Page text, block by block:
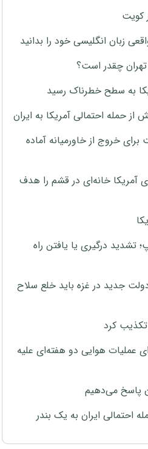
کویت
زبان انگلیسی خود را بدانید
به سطح خطرناک رسید
حمله احتمالی آمریکا به ایران
خروج از خاورمیانه آماده
بمب ۲۰۰۰ پوندی آمریکا خانه‌ای در قشم را هدف
تشدید درگیری یا یافتن راه
جدید در غزه باید خلع سلاح
تکذیب کرد
عملیات هوایی دو هفته‌ای علیه
پاسخ می‌دهیم
احتمالی ایران به یک بندر